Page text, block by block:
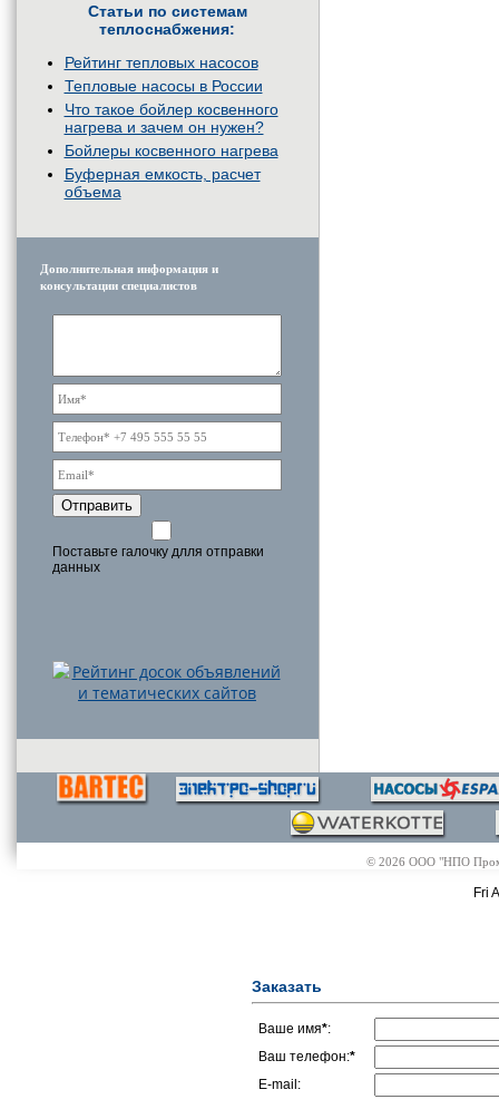
Статьи по системам
теплоснабжения:
Рейтинг тепловых насосов
Тепловые насосы в России
Что такое бойлер косвенного
нагрева и зачем он нужен?
Бойлеры косвенного нагрева
Буферная емкость, расчет
объема
Дополнительная информация и
консультации специалистов
Отправить
Поставьте галочку длля отправки
данных
© 2026 ООО "НПО
Fri
Заказать
Ваше имя*:
Ваш телефон:*
E-mail: